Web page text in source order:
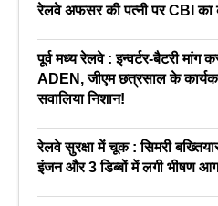
रेलवे अफसर की पत्नी पर CBI का
पूर्व मध्य रेलवे : इन्वर्टर-बैटरी
ADEN, जीएम छत्रसाल के
सवालिया निशान!
रेलवे सुरक्षा में चूक : सिमरी
इंजन और 3 डिब्बों में लगी भीषण